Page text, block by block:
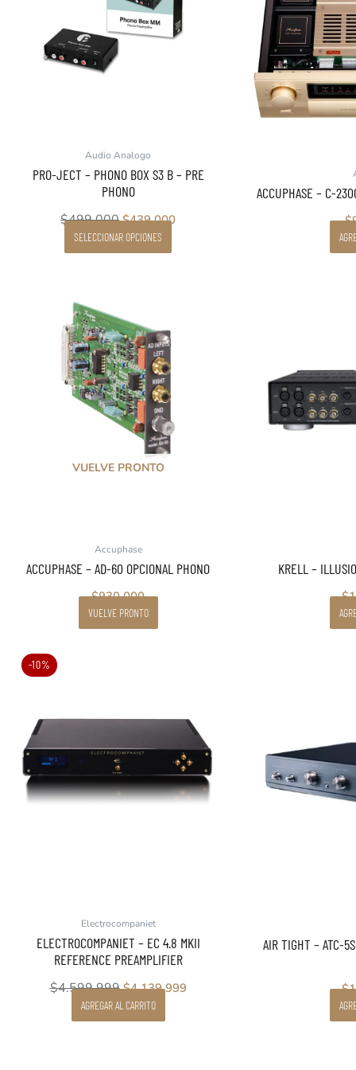
Audio Analogo
PRO-JECT – PHONO BOX S3 B – PRE
PHONO
$499.000 $439.000
SELECCIONAR OPCIONES
opciones
se
pueden
elegir
ACCUPHASE – C-
$
VUELVE PRONTO
Accuphase
ACCUPHASE – AD-60 OPCIONAL PHONO
$930.000
VUELVE PRONTO
KRELL –
$
-10%
Electrocompaniet
ELECTROCOMPANIET – EC 4.8 MKII
REFERENCE PREAMPLIFIER
$4.599.999
era:
$4.139.999
es:
$4.139.999.
AGREGAR AL CARRITO
AIR TIGHT – ATC-
$